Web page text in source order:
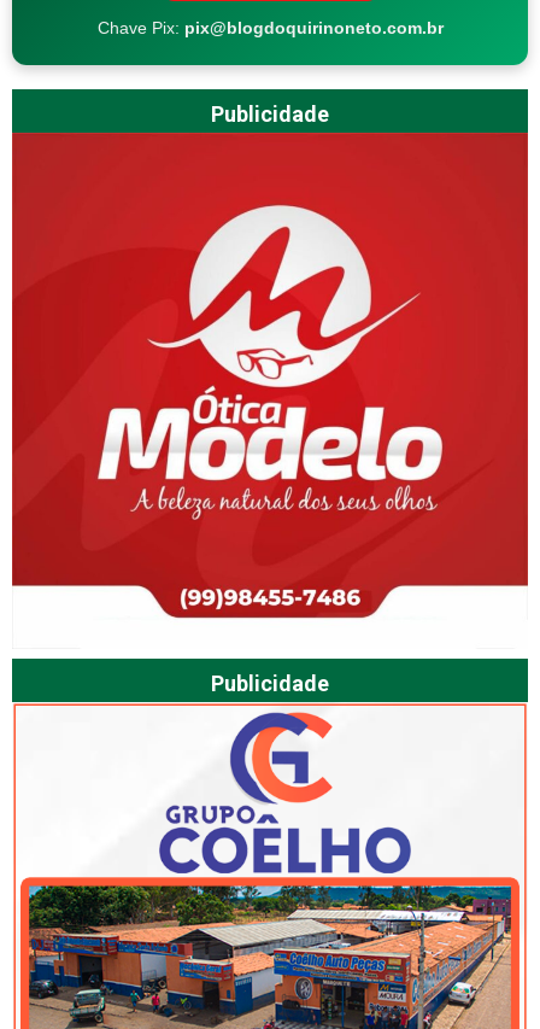
Chave Pix: pix@blogdoquirinoneto.com.br
Publicidade
Publicidade